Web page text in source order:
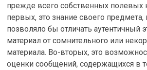
прежде всего собственных полевых
первых, это знание своего предмета,
позволяло бы отличать аутентичный
материал от сомнительного или
материала. Во-вторых, это
оценки сообщений, содержащихся в